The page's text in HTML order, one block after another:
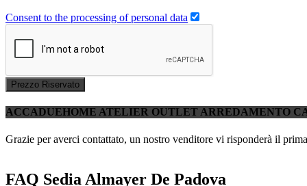
Consent to the processing of personal data
Prezzo Riservato
ACCADUEHOME ATELIER OUTLET ARREDAMENTO
Grazie per averci contattato, un nostro venditore vi risponderà il
FAQ Sedia Almayer De Padova